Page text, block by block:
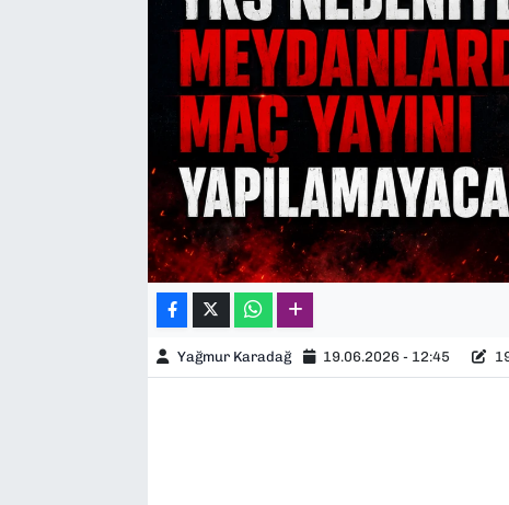
Yağmur Karadağ 19.06.2026 - 12:45
YEREL YÖNETİMLER